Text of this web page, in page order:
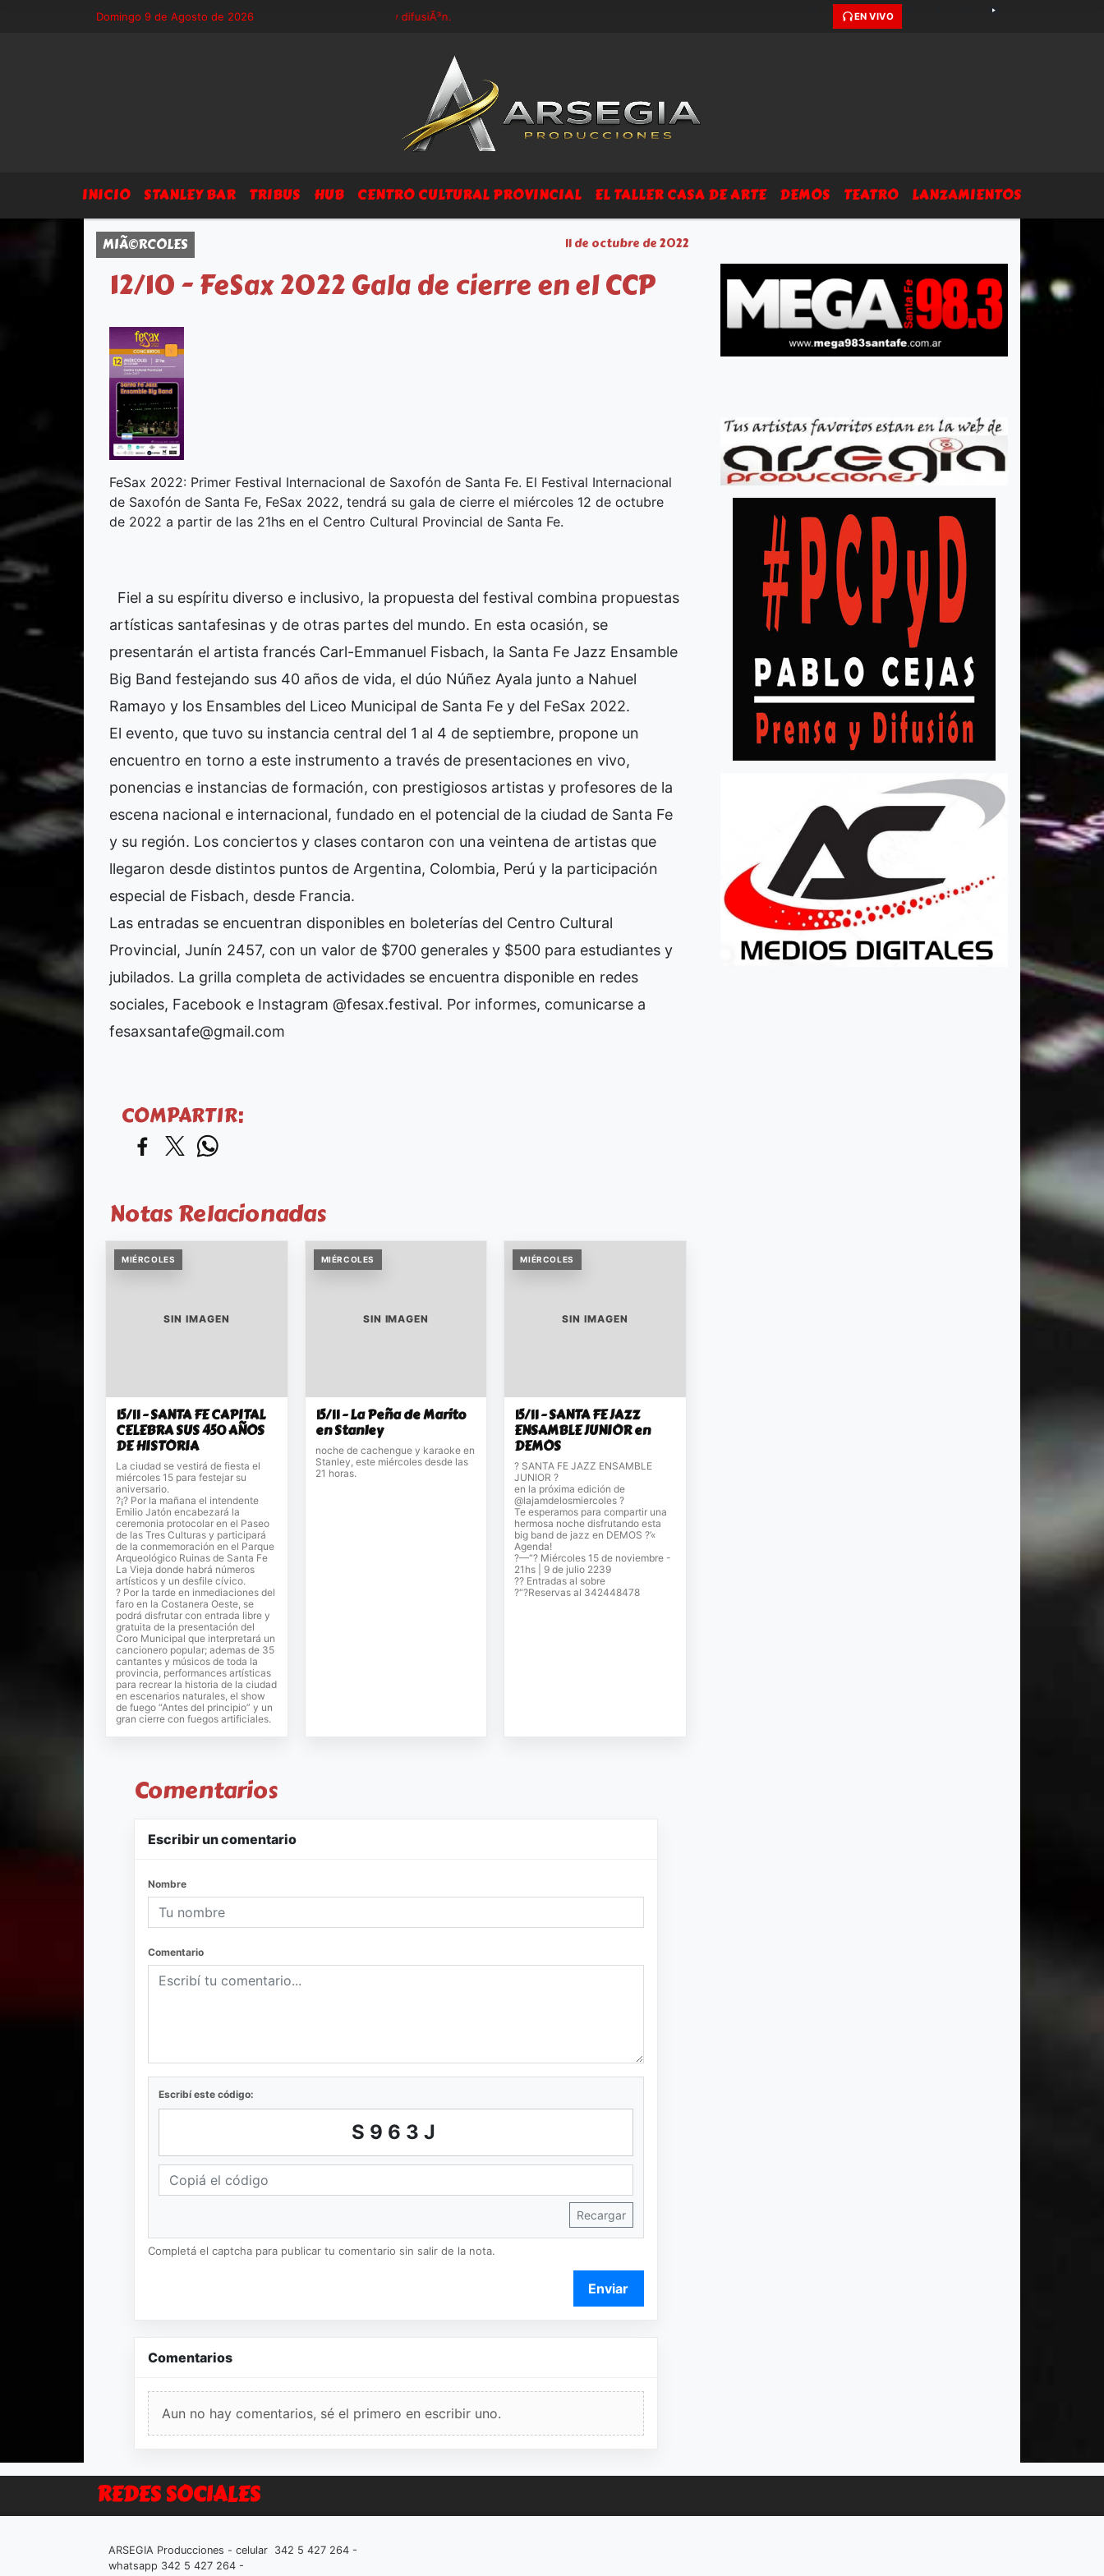
Domingo 9 de Agosto de 2026
- Sitio exclusivo de Arsegia Producciones, agenda, eventos, prensa y difusiÃ³n. EN VIVO
INICIO STANLEY BAR TRIBUS HUB CENTRO CULTURAL PROVINCIAL EL TALLER CASA DE ARTE DEMOS TEATRO LANZAMIENTOS
MIÃ©RCOLES 11 de octubre de 2022
12/10 - FeSax 2022 Gala de cierre en el CCP
FeSax 2022: Primer Festival Internacional de Saxofón de Santa Fe. El Festival Internacional
de Saxofón de Santa Fe, FeSax 2022, tendrá su gala de cierre el miércoles 12 de octubre
de 2022 a partir de las 21hs en el Centro Cultural Provincial de Santa Fe.
Fiel a su espíritu diverso e inclusivo, la propuesta del festival combina propuestas
artísticas santafesinas y de otras partes del mundo. En esta ocasión, se
presentarán el artista francés Carl-Emmanuel Fisbach, la Santa Fe Jazz Ensamble
Big Band festejando sus 40 años de vida, el dúo Núñez Ayala junto a Nahuel
Ramayo y los Ensambles del Liceo Municipal de Santa Fe y del FeSax 2022.
El evento, que tuvo su instancia central del 1 al 4 de septiembre, propone un
encuentro en torno a este instrumento a través de presentaciones en vivo,
ponencias e instancias de formación, con prestigiosos artistas y profesores de la
escena nacional e internacional, fundado en el potencial de la ciudad de Santa Fe
y su región. Los conciertos y clases contaron con una veintena de artistas que
llegaron desde distintos puntos de Argentina, Colombia, Perú y la participación
especial de Fisbach, desde Francia.
Las entradas se encuentran disponibles en boleterías del Centro Cultural
Provincial, Junín 2457, con un valor de $700 generales y $500 para estudiantes y
jubilados. La grilla completa de actividades se encuentra disponible en redes
sociales, Facebook e Instagram @fesax.festival. Por informes, comunicarse a
fesaxsantafe@gmail.com
COMPARTIR:
Notas Relacionadas
MIÉRCOLES
SIN IMAGEN
15/11 - SANTA FE CAPITAL
CELEBRA SUS 450 AÑOS
DE HISTORIA
La ciudad se vestirá de fiesta el
miércoles 15 para festejar su
aniversario.
?¡? Por la mañana el intendente
Emilio Jatón encabezará la
ceremonia protocolar en el Paseo
de las Tres Culturas y participará
de la conmemoración en el Parque
Arqueológico Ruinas de Santa Fe
La Vieja donde habrá números
artísticos y un desfile cívico.
? Por la tarde en inmediaciones del
faro en la Costanera Oeste, se
podrá disfrutar con entrada libre y
gratuita de la presentación del
Coro Municipal que interpretará un
cancionero popular; ademas de 35
cantantes y músicos de toda la
provincia, performances artísticas
para recrear la historia de la ciudad
en escenarios naturales, el show
de fuego “Antes del principio” y un
gran cierre con fuegos artificiales.
MIÉRCOLES
SIN IMAGEN
15/11 - La Peña de Marito
en Stanley
noche de cachengue y karaoke en
Stanley, este miércoles desde las
21 horas.
MIÉRCOLES
SIN IMAGEN
15/11 - SANTA FE JAZZ
ENSAMBLE JUNIOR en
DEMOS
? SANTA FE JAZZ ENSAMBLE
JUNIOR ?
en la próxima edición de
@lajamdelosmiercoles ?
Te esperamos para compartir una
hermosa noche disfrutando esta
big band de jazz en DEMOS ?’«
Agenda!
?—“? Miércoles 15 de noviembre -
21hs | 9 de julio 2239
?? Entradas al sobre
?“?Reservas al 342448478
Comentarios
Escribir un comentario
Nombre
Comentario
Escribí este código:
S963J
Recargar
Completá el captcha para publicar tu comentario sin salir de la nota.
Enviar
Comentarios
Aun no hay comentarios, sé el primero en escribir uno.
REDES SOCIALES
ARSEGIA Producciones - celular 342 5 427 264 -
whatsapp 342 5 427 264 -